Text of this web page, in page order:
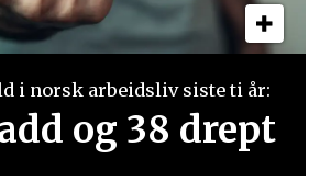
i norsk arbeidsliv siste ti år:
og 38 drept